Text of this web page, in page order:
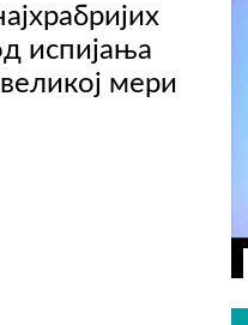
испијања
мери